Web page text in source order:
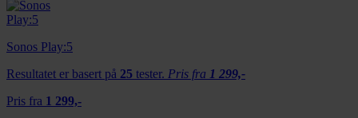
Sonos Play:5
Resultatet er basert på 25 tester. Pris fra 1 299,-
Pris fra 1 299,-